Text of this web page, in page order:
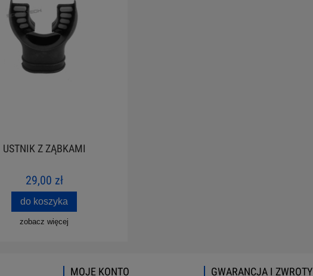
USTNIK Z ZĄBKAMI
29,00 zł
do koszyka
zobacz więcej
MOJE KONTO GWARANCJA I ZWROTY